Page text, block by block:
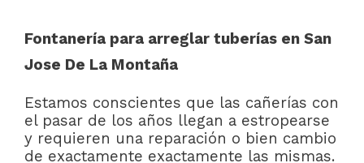
Fontanería para arreglar tuberías en San
Jose De La Montaña
Estamos conscientes que las cañerías con
el pasar de los años llegan a estropearse
y requieren una reparación o bien cambio
de exactamente exactamente las mismas.